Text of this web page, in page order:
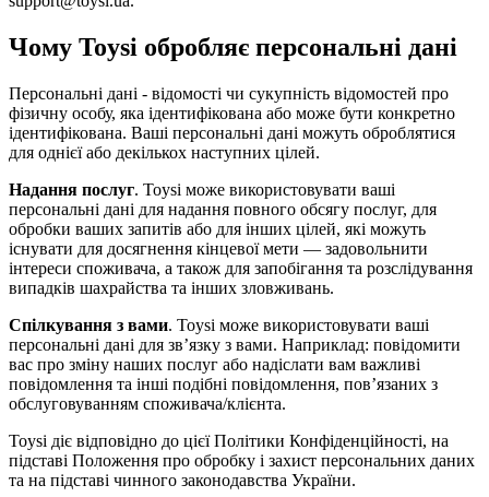
Чому Toysi обробляє персональні дані
Персональні дані - відомості чи сукупність відомостей про
фізичну особу, яка ідентифікована або може бути конкретно
ідентифікована. Ваші персональні дані можуть оброблятися
для однієї або декількох наступних цілей.
Надання послуг. Toysi може використовувати ваші
персональні дані для надання повного обсягу послуг, для
обробки ваших запитів або для інших цілей, які можуть
існувати для досягнення кінцевої мети — задовольнити
інтереси споживача, а також для запобігання та розслідування
випадків шахрайства та інших зловживань.
Спілкування з вами. Toysi може використовувати ваші
персональні дані для зв’язку з вами. Наприклад: повідомити
вас про зміну наших послуг або надіслати вам важливі
повідомлення та інші подібні повідомлення, пов’язаних з
обслуговуванням споживача/клієнта.
Toysi діє відповідно до цієї Політики Конфіденційності, на
підставі Положення про обробку і захист персональних даних
та на підставі чинного законодавства України.